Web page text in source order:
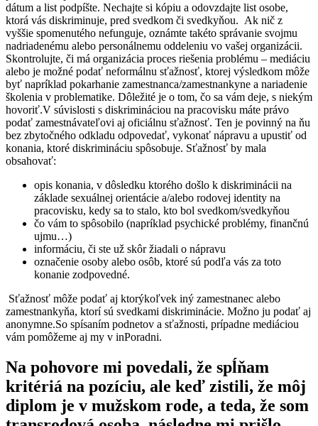
dátum a list podpíšte. Nechajte si kópiu a odovzdajte list osobe,
ktorá vás diskriminuje, pred svedkom či svedkyňou. Ak nič z
vyššie spomenutého nefunguje, oznámte takéto správanie svojmu
nadriadenému alebo personálnemu oddeleniu vo vašej organizácii.
Skontrolujte, či má organizácia proces riešenia problému – mediáciu
alebo je možné podať neformálnu sťažnosť, ktorej výsledkom môže
byť napríklad pokarhanie zamestnanca/zamestnankyne a nariadenie
školenia v problematike. Dôležité je o tom, čo sa vám deje, s niekým
hovoriť.V súvislosti s diskrimináciou na pracovisku máte právo
podať zamestnávateľovi aj oficiálnu sťažnosť. Ten je povinný na ňu
bez zbytočného odkladu odpovedať, vykonať nápravu a upustiť od
konania, ktoré diskrimináciu spôsobuje. Sťažnosť by mala
obsahovať:
opis konania, v dôsledku ktorého došlo k diskriminácii na
základe sexuálnej orientácie a/alebo rodovej identity na
pracovisku, kedy sa to stalo, kto bol svedkom/svedkyňou
čo vám to spôsobilo (napríklad psychické problémy, finančnú
ujmu…)
informáciu, či ste už skôr žiadali o nápravu
označenie osoby alebo osôb, ktoré sú podľa vás za toto
konanie zodpovedné.
Sťažnosť môže podať aj ktorýkoľvek iný zamestnanec alebo
zamestnankyňa, ktorí sú svedkami diskriminácie. Možno ju podať aj
anonymne.So spísaním podnetov a sťažnosti, prípadne mediáciou
vám pomôžeme aj my v inPoradni.
Na pohovore mi povedali, že spĺňam
kritériá na pozíciu, ale keď zistili, že môj
diplom je v mužskom rode, a teda, že som